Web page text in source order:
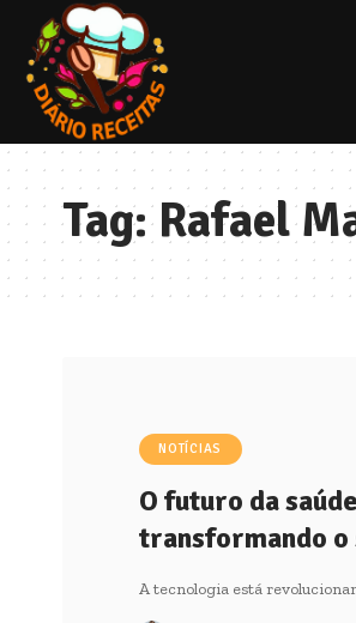
Tag:Rafael
NOTÍCIAS
O futuro da
transformando o
A tecnologia está